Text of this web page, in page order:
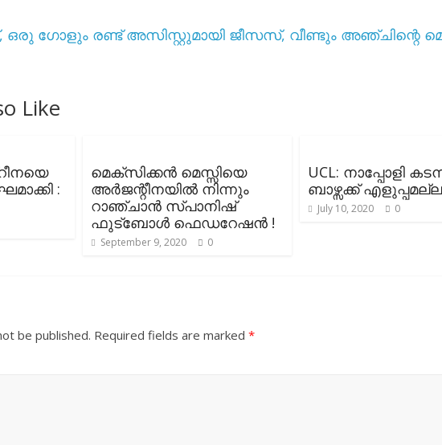
ഒരു ഗോളും രണ്ട് അസിസ്റ്റുമായി ജീസസ്, വീണ്ടും അഞ്ചിന്റെ
Like
:
മെക്സിക്കൻ മെസ്സിയെ
അർജന്റീനയിൽ നിന്നും
റാഞ്ചാൻ സ്പാനിഷ്
ഫുട്ബോൾ ഫെഡറേഷൻ !
September 9, 2020 0
UCL: നാപ്പോളി
ബാഴ്സക്ക്
July 10, 2020 0
be published. Required fields are marked *